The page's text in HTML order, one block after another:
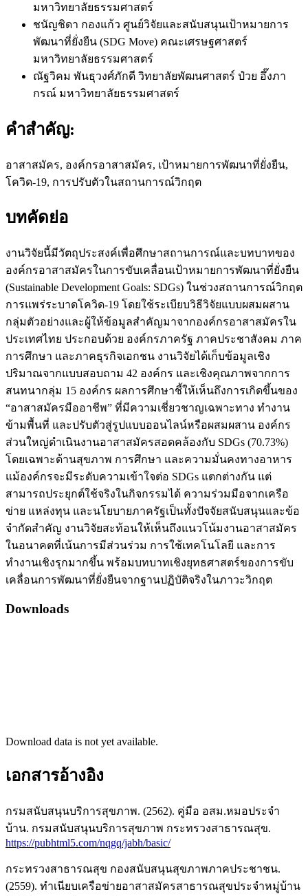
มหาวิทยาลัยธรรมศาสตร์
ชนัญชิดา กองแก้ว ศูนย์วิจัยและสนับสนุนเป้าหมายการ
พัฒนาที่ยั่งยืน (SDG Move) คณะเศรษฐศาสตร์
มหาวิทยาลัยธรรมศาสตร์
ณัฐวิคม พันธุวงศ์ภักดี วิทยาลัยพัฒนศาสตร์ ป๋วย อึ๊งภา
กรณ์ มหาวิทยาลัยธรรมศาสตร์
คำสำคัญ:
อาสาสมัคร, องค์กรอาสาสมัคร, เป้าหมายการพัฒนาที่ยั่งยืน,
โควิด-19, การปรับตัวในสถานการณ์วิกฤต
บทคัดย่อ
งานวิจัยนี้มีวัตถุประสงค์เพื่อศึกษาสถานการณ์และบทบาทของ
องค์กรอาสาสมัครในการขับเคลื่อนเป้าหมายการพัฒนาที่ยั่งยืน
(Sustainable Development Goals: SDGs) ในช่วงสถานการณ์วิกฤต
การแพร่ระบาดโควิด-19 โดยใช้ระเบียบวิธีวิจัยแบบผสมผสาน
กลุ่มตัวอย่างและผู้ให้ข้อมูลสำคัญมาจากองค์กรอาสาสมัครใน
ประเทศไทย ประกอบด้วย องค์กรภาครัฐ ภาคประชาสังคม ภาค
การศึกษา และภาคธุรกิจเอกชน งานวิจัยได้เก็บข้อมูลเชิง
ปริมาณจากแบบสอบถาม 42 องค์กร และเชิงคุณภาพจากการ
สนทนากลุ่ม 15 องค์กร ผลการศึกษาชี้ให้เห็นถึงการเกิดขึ้นของ
“อาสาสมัครมืออาชีพ” ที่มีความเชี่ยวชาญเฉพาะทาง ทำงาน
ข้ามพื้นที่ และปรับตัวสู่รูปแบบออนไลน์หรือผสมผสาน องค์กร
ส่วนใหญ่ดำเนินงานอาสาสมัครสอดคล้องกับ SDGs (70.73%)
โดยเฉพาะด้านสุขภาพ การศึกษา และความมั่นคงทางอาหาร
แม้องค์กรจะมีระดับความเข้าใจต่อ SDGs แตกต่างกัน แต่
สามารถประยุกต์ใช้จริงในกิจกรรมได้ ความร่วมมือจากเครือ
ข่าย แหล่งทุน และนโยบายภาครัฐเป็นทั้งปัจจัยสนับสนุนและข้อ
จำกัดสำคัญ งานวิจัยสะท้อนให้เห็นถึงแนวโน้มงานอาสาสมัคร
ในอนาคตที่เน้นการมีส่วนร่วม การใช้เทคโนโลยี และการ
ทำงานเชิงรุกมากขึ้น พร้อมบทบาทเชิงยุทธศาสตร์ของการขับ
เคลื่อนการพัฒนาที่ยั่งยืนจากฐานปฏิบัติจริงในภาวะวิกฤต
Downloads
Download data is not yet available.
เอกสารอ้างอิง
กรมสนับสนุนบริการสุขภาพ. (2562). คู่มือ อสม.หมอประจำ
บ้าน. กรมสนับสนุนบริการสุขภาพ กระทรวงสาธารณสุข.
https://pubhtml5.com/nqgq/jabh/basic/
กระทรวงสาธารณสุข กองสนับสนุนสุขภาพภาคประชาชน.
(2559). ทำเนียบเครือข่ายอาสาสมัครสาธารณสุขประจำหมู่บ้าน